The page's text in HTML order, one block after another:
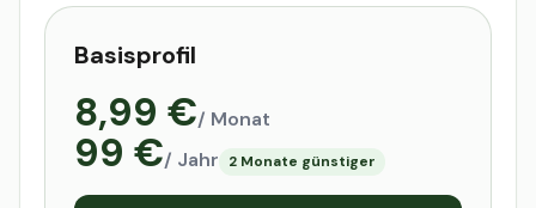
Basisprofil
8,99 €/ Monat
99 €/ Jahr 2 Monate günstiger